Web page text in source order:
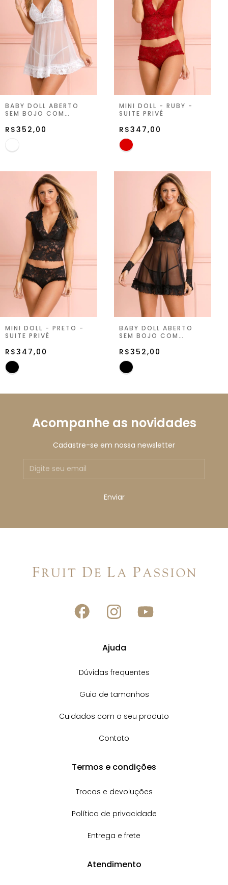
BABY DOLL ABERTO
SEM BOJO COM
SUITE PRIVÉ
R$352,00
MINI DOLL - RUBY -
SUITE PRIVÉ
R$347,00
MINI DOLL - PRETO -
SUITE PRIVÉ
R$347,00
BABY DOLL ABERTO
SEM BOJO COM
SUITE PRIVÉ
R$352,00
Acompanhe as novidades
Cadastre-se em nossa newsletter
Ajuda
Dúvidas frequentes
Guia de tamanhos
Cuidados com o seu produto
Contato
Termos e condições
Trocas e devoluções
Política de privacidade
Entrega e frete
Atendimento